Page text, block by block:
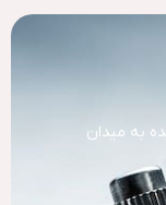
به میدان